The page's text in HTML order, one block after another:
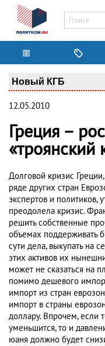
Новый КГБ
12.05.2010
Греция –
«троянский
Долговой кризис
ряде других стран
экспертов и политиков,
преодолела кризис.
решить собственные
объемах поддерживать
сути дела, выкупать на
этих активов их
может не сказаться на
помимо дешевого
импорт из стран
импорт в страны
доллару. Впрочем, если
уменьшится, то и
юаня должно будет